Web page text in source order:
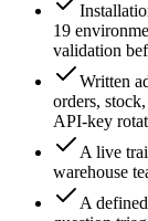
19
validation
Written
orders,
API-key
A live
warehouse
A